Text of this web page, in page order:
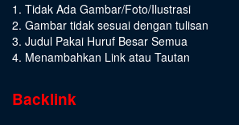
1. Tidak Ada Gambar/Foto/Ilustrasi
2. Gambar tidak sesuai dengan tulisan
3. Judul Pakai Huruf Besar Semua
4. Menambahkan Link atau Tautan
Backlink